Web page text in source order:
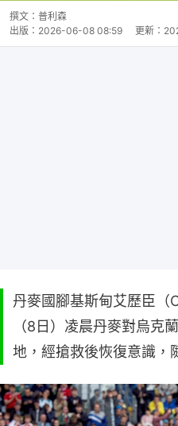
撰文： 普利森
出版： 2026-06-08 08:59 更新：
丹麥國腳基斯甸艾歷臣
（8日）凌晨丹麥對烏克
地，經搶救後恢復意識，